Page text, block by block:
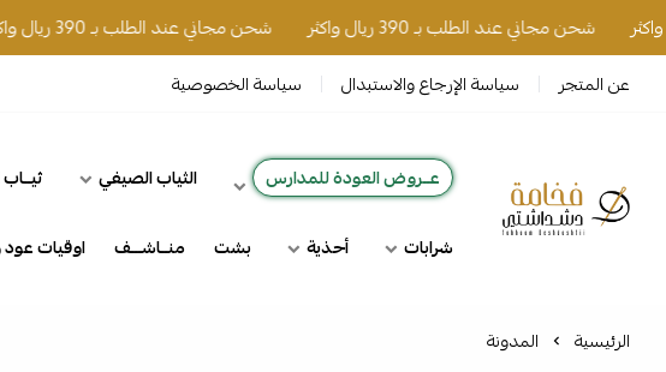
شحن مجاني عند الطلب بـ 390 ريال واكثر شحن مجاني عند الطلب بـ 390 ريال واكثر
عن المتجر سياسة الإرجاع والاستبدال سياسة الخصوصية
فخامة دشداشتي
عــروض العودة للمدارس الثياب الصيفي
شرابات أحذية بشت منــاشـــف اوقيات
الرئيسية المدونة